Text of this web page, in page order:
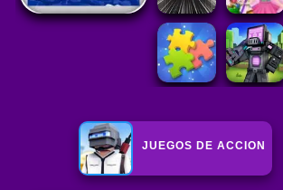
JUEGOS DE ACCION